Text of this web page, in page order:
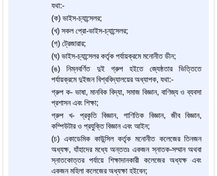
যথা:-
(ক) ভাইস-চ্যান্সেলর;
(খ) সকল প্রো-ভাইস-চ্যান্সেলর;
(গ) ট্রেজারার;
(ঘ) ভাইস-চ্যান্সেলর কর্তৃক পর্যায়ক্রমে মনোনীত ডীন;
(ঙ) নিম্নবর্ণিত দুই গ্রুপ হইতে জ্যেষ্ঠতার ভিত্তিতে
পর্যায়ক্রমে দুইজন বিশ্ববিদ্যালয়ের অধ্যাপক, যথা:-
গ্রুপ ক- ভাষা, মানবিক বিদ্যা, সমাজ বিজ্ঞান, বাণিজ্য ও ব্যবসা
প্রশাসন এবং শিক্ষা;
গ্রুপ খ- প্রকৃতি বিজ্ঞান, গাণিতিক বিজ্ঞান, জীব বিজ্ঞান,
কম্পিউটার ও প্রযুক্তি বিজ্ঞান এবং আইন;
(চ) একাডেমিক কাউন্সিল কর্তৃক মনোনীত কলেজের তিনজন
অধ্যক্ষ, যাঁহাদের মধ্যে অন্ততঃ একজন স্নাতক-সম্মান অথবা
স্নাতকোত্তর পর্যায়ে শিক্ষাদানকারী কলেজের অধ্যক্ষ এবং
একজন মহিলা কলেজের অধ্যক্ষা হইবেন;